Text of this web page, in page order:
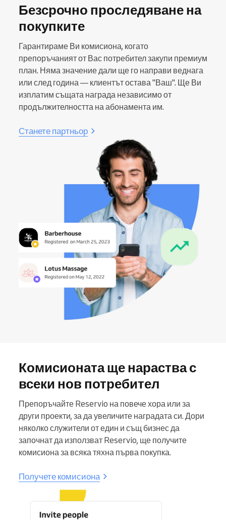
Безсрочно проследяване на
покупките
Гарантираме Ви комисиона, когато
препоръчаният от Вас потребител закупи премиум
план. Няма значение дали ще го направи веднага
или след година — клиентът остава "Ваш". Ще Ви
изплатим същата награда независимо от
продължителността на абонамента им.
Станете партньор
Комисионата ще нараства с
всеки нов потребител
Препоръчайте Reservio на повече хора или за
други проекти, за да увеличите наградата си. Дори
няколко служители от един и същ бизнес да
започнат да използват Reservio, ще получите
комисиона за всяка тяхна първа покупка.
Получете комисиона